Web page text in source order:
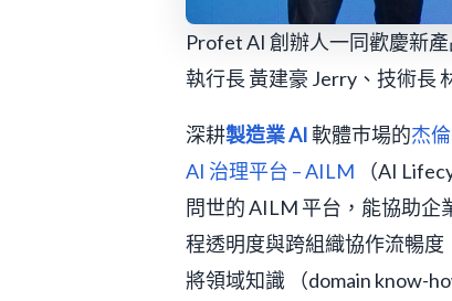
Profet AI 創辦人一同歡慶新
執行長 黃建豪 Jerry、技術長
深耕製造業 AI軟體巿場的杰
AI 治理平台 – AILM （AI
問世的 AILM 平台，能協助
程透明度與跨組織協作流暢
將領域知識 （domain know-